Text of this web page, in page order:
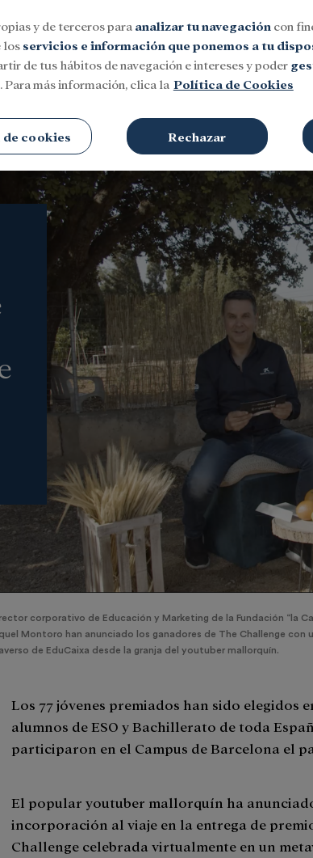
SocialInvestigación y becasCultura
corporativo de Educación y Marketing de la Fundación “la
Montoro han anunciado los ganadores de The Challenge con
de EduCaixa desde la granja del youtuber mallorquín.
Los 77 jóvenes premiados han sido elegidos
alumnos de ESO y Bachillerato de toda
participaron en el Campus de Barcelona el
El popular youtuber mallorquín ha
incorporación al viaje en la entrega de
Challenge celebrada virtualmente en un
y de terceros para analizar tu navegación con
los servicios e información que ponemos a tu
de tus hábitos de navegación e intereses y poder
más información, clica la Política de Cookies
cookies Rechazar